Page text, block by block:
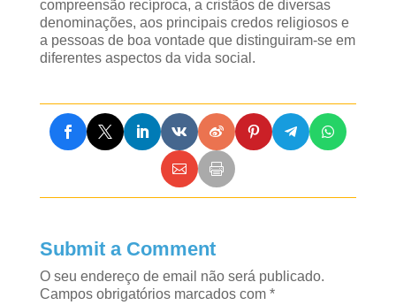
compreensão recíproca, a cristãos de diversas
denominações, aos principais credos religiosos e
a pessoas de boa vontade que distinguiram-se em
diferentes aspectos da vida social.
Submit a Comment
O seu endereço de email não será publicado.
Campos obrigatórios marcados com *